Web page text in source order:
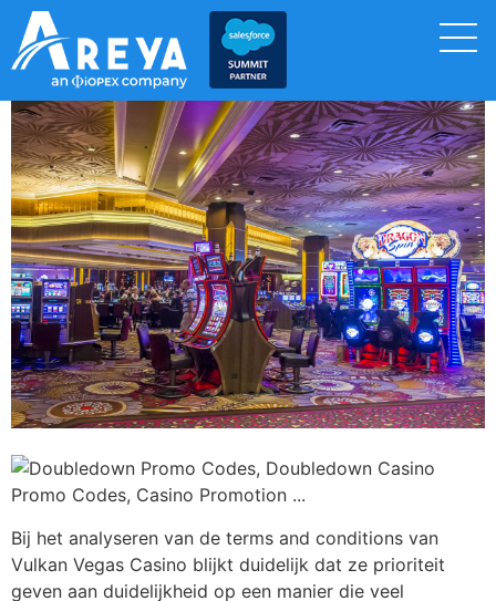
Bij het analyseren van de terms and conditions van
Vulkan Vegas Casino blijkt duidelijk dat ze prioriteit
geven aan duidelijkheid op een manier die veel